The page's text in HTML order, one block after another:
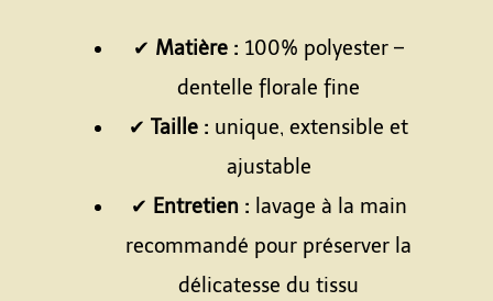
✔ Matière : 100% polyester –
dentelle florale fine
✔ Taille : unique, extensible et
ajustable
✔ Entretien : lavage à la main
recommandé pour préserver la
délicatesse du tissu